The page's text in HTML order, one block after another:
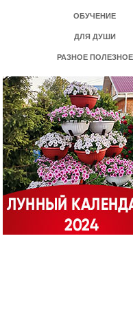
ОБУЧЕНИЕ
ДЛЯ ДУШИ
РАЗНОЕ ПОЛЕЗНОЕ